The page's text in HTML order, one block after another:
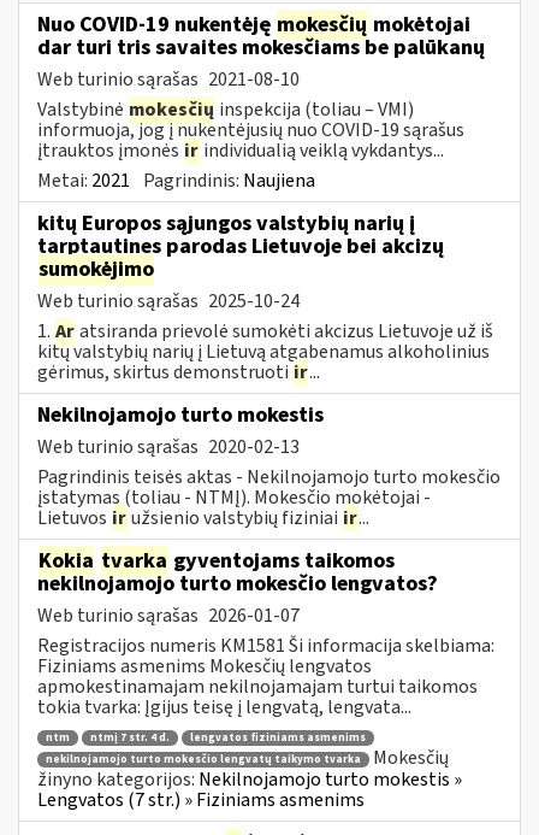
Nuo COVID-19 nukentėję mokesčių mokėtojai
dar turi tris savaites mokesčiams be palūkanų
Web turinio sąrašas 2021-08-10
Valstybinė mokesčių inspekcija (toliau – VMI)
informuoja, jog į nukentėjusių nuo COVID-19 sąrašus
įtrauktos įmonės ir individualią veiklą vykdantys...
Metai: 2021 Pagrindinis: Naujiena
kitų Europos sąjungos valstybių narių į
tarptautines parodas Lietuvoje bei akcizų
sumokėjimo
Web turinio sąrašas 2025-10-24
1. Aratsiranda prievolė sumokėti akcizus Lietuvoje už iš
kitų valstybių narių į Lietuvą atgabenamus alkoholinius
gėrimus, skirtus demonstruoti ir...
Nekilnojamojo turto mokestis
Web turinio sąrašas 2020-02-13
Pagrindinis teisės aktas - Nekilnojamojo turto mokesčio
įstatymas (toliau - NTMĮ). Mokesčio mokėtojai -
Lietuvos iružsienio valstybių fiziniai ir...
Kokia tvarka gyventojams taikomos
nekilnojamojo turto mokesčio lengvatos?
Web turinio sąrašas 2026-01-07
Registracijos numeris KM1581 Ši informacija skelbiama:
Fiziniams asmenims Mokesčių lengvatos
apmokestinamajam nekilnojamajam turtui taikomos
tokia tvarka: Įgijus teisę į lengvatą, lengvata...
ntm ntmį 7 str. 4 d.
lengvatos fiziniams asmenims
nekilnojamojo turto mokesčio lengvatų taikymo tvarka
Mokesčių
žinyno kategorijos: Nekilnojamojo turto mokestis »
Lengvatos (7 str.) » Fiziniams asmenims